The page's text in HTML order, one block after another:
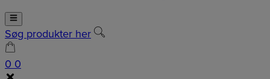
Søg produkter her
0 0